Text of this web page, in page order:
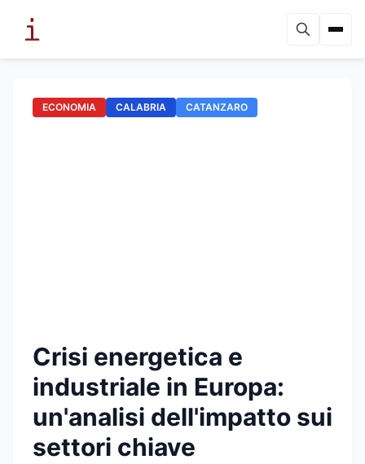
ECONOMIA CALABRIA CATANZARO
Crisi energetica e
industriale in Europa:
un'analisi dell'impatto sui
settori chiave